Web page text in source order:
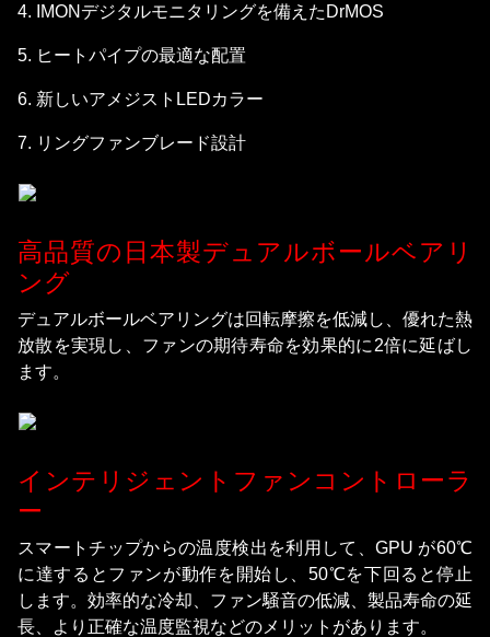
4. IMONデジタルモニタリングを備えたDrMOS
5. ヒートパイプの最適な配置
6. 新しいアメジストLEDカラー
7. リングファンブレード設計
高品質の日本製デュアルボールベアリ
ング
デュアルボールベアリングは回転摩擦を低減し、優れた熱
放散を実現し、ファンの期待寿命を効果的に2倍に延ばし
ます。
インテリジェントファンコントローラ
ー
スマートチップからの温度検出を利用して、GPU が60℃
に達するとファンが動作を開始し、50℃を下回ると停止
します。効率的な冷却、ファン騒音の低減、製品寿命の延
長、より正確な温度監視などのメリットがあります。